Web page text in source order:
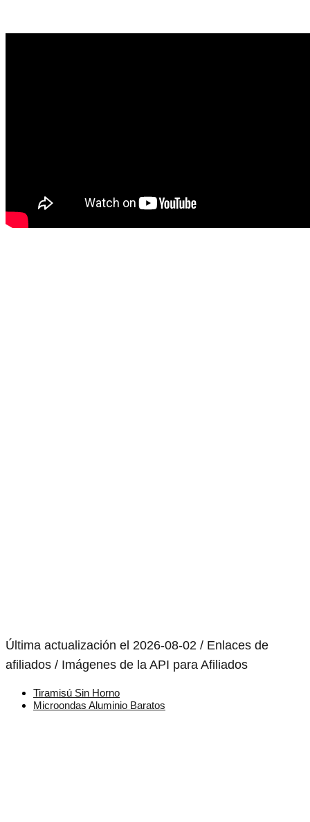
Última actualización el 2026-08-02 / Enlaces de
afiliados / Imágenes de la API para Afiliados
Tiramisú Sin Horno
Microondas Aluminio Baratos